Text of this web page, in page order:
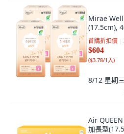
Mirae
(17.5cm),
首購折扣價
$604
($3.78/1入)
8/12 星期三
Air
加長型